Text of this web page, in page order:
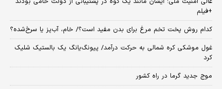
+فیلم
کدام روش پخت تخم مرغ برای بدن مفید است؟/ خام، آب‌پز یا سرخ‌شده؟
غول موشکی کره شمالی به حرکت درآمد/ پیونگ‌یانگ یک بالستیک شلیک
کرد
موج جدید گرما در راه کشور